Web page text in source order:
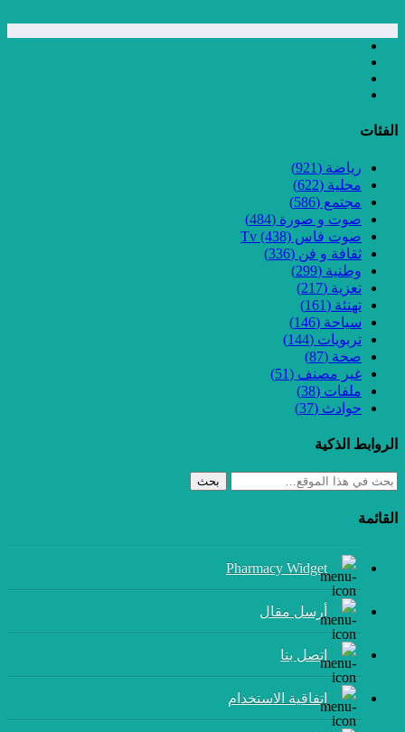
الفئات
رياضة (921)
محلية (622)
مجتمع (586)
صوت و صورة (484)
صوت فاس Tv (438)
ثقافة و فن (336)
وطنية (299)
تعزية (217)
تهنئة (161)
سياحة (146)
تربويات (144)
صحة (87)
غير مصنف (51)
ملفات (38)
حوادث (37)
الروابط الذكية
بحث
القائمة
Pharmacy Widget
أرسل مقال
إتصل بنا
اتفاقية الاستخدام